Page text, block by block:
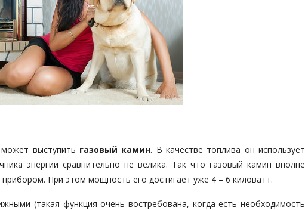
выступить газовый камин. В качестве топлива он использует
энергии сравнительно не велика. Так что газовый камин вполне
При этом мощность его достигает уже 4 – 6 киловатт.
(такая функция очень востребована, когда есть необходимость